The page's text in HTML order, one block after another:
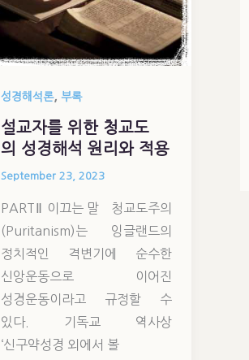
성경해석론,부록
설교자를 위한 청교도
의 성경해석 원리와 적용
September 23, 2023
PARTⅡ 이끄는 말 청교도주의
(Puritanism)는 잉글랜드의
정치적인 격변기에 순수한
신앙운동으로 이어진
성경운동이라고 규정할 수
있다. 기독교 역사상
‘신구약성경 외에서 볼